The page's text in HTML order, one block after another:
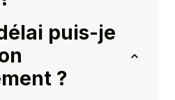
puis-je
?